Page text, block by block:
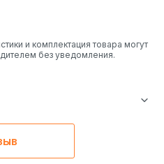
и комплектация товара могут
без уведомления.